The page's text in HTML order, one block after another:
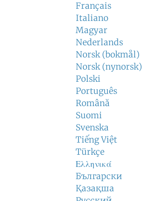
Français
Italiano
Magyar
Nederlands
Norsk (bokmål)
Norsk (nynorsk)
Polski
Português
Română
Suomi
Svenska
Tiếng Việt
Türkçe
Ελληνικά
Български
Қазақша